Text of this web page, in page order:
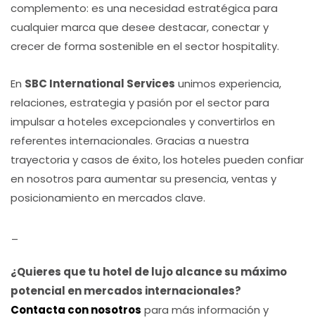
complemento: es una necesidad estratégica para
cualquier marca que desee destacar, conectar y
crecer de forma sostenible en el sector hospitality.
En SBC International Services unimos experiencia,
relaciones, estrategia y pasión por el sector para
impulsar a hoteles excepcionales y convertirlos en
referentes internacionales. Gracias a nuestra
trayectoria y casos de éxito, los hoteles pueden confiar
en nosotros para aumentar su presencia, ventas y
posicionamiento en mercados clave.
¿Quieres que tu hotel de lujo alcance su máximo
potencial en mercados internacionales?
Contacta con nosotros para más información y